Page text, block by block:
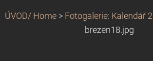
ÚVOD/ Home > Fotogalerie: Kalendář
brezen18.jpg